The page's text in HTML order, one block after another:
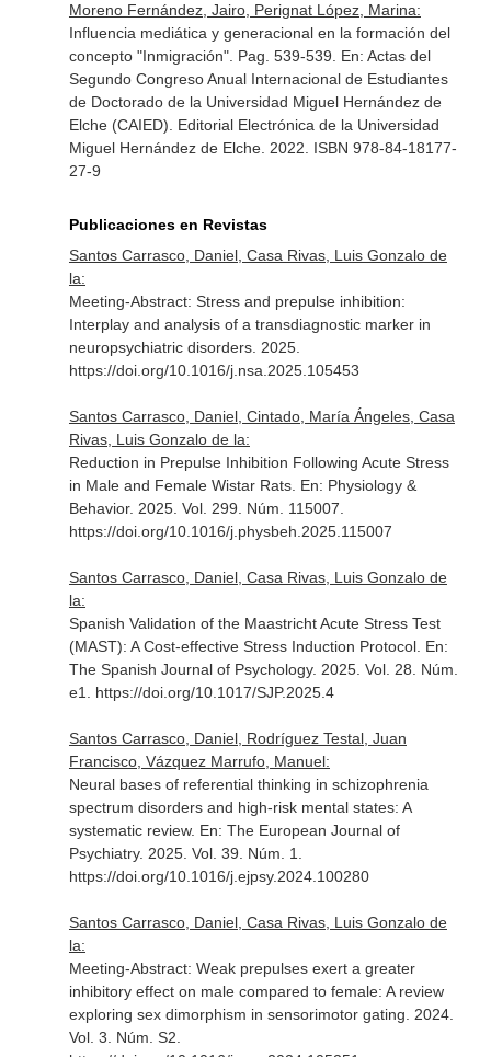
Moreno Fernández, Jairo, Perignat López, Marina:
Influencia mediática y generacional en la formación del
concepto "Inmigración". Pag. 539-539. En: Actas del
Segundo Congreso Anual Internacional de Estudiantes
de Doctorado de la Universidad Miguel Hernández de
Elche (CAIED) . Editorial Electrónica de la Universidad
Miguel Hernández de Elche. 2022. ISBN 978-84-18177-
27-9
Publicaciones en Revistas
Santos Carrasco, Daniel, Casa Rivas, Luis Gonzalo de
la:
Meeting-Abstract: Stress and prepulse inhibition:
Interplay and analysis of a transdiagnostic marker in
neuropsychiatric disorders. 2025.
https://doi.org/10.1016/j.nsa.2025.105453
Santos Carrasco, Daniel, Cintado, María Ángeles, Casa
Rivas, Luis Gonzalo de la:
Reduction in Prepulse Inhibition Following Acute Stress
in Male and Female Wistar Rats. En: Physiology &
Behavior. 2025. Vol. 299. Núm. 115007.
https://doi.org/10.1016/j.physbeh.2025.115007
Santos Carrasco, Daniel, Casa Rivas, Luis Gonzalo de
la:
Spanish Validation of the Maastricht Acute Stress Test
(MAST): A Cost-effective Stress Induction Protocol. En:
The Spanish Journal of Psychology. 2025. Vol. 28. Núm.
e1. https://doi.org/10.1017/SJP.2025.4
Santos Carrasco, Daniel, Rodríguez Testal, Juan
Francisco, Vázquez Marrufo, Manuel:
Neural bases of referential thinking in schizophrenia
spectrum disorders and high-risk mental states: A
systematic review. En: The European Journal of
Psychiatry. 2025. Vol. 39. Núm. 1.
https://doi.org/10.1016/j.ejpsy.2024.100280
Santos Carrasco, Daniel, Casa Rivas, Luis Gonzalo de
la:
Meeting-Abstract: Weak prepulses exert a greater
inhibitory effect on male compared to female: A review
exploring sex dimorphism in sensorimotor gating. 2024.
Vol. 3. Núm. S2.